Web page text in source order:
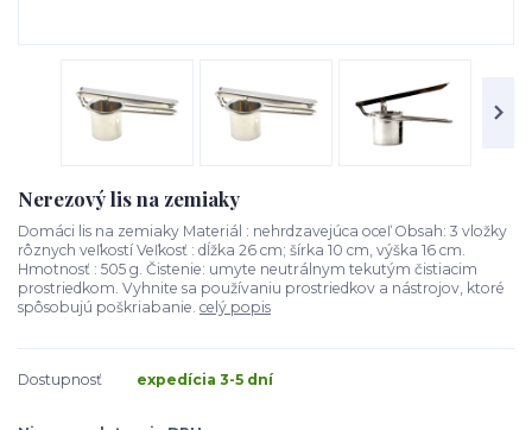
Nerezový lis na zemiaky
Domáci lis na zemiaky Materiál : nehrdzavejúca oceľ Obsah: 3 vložky
rôznych veľkostí Veľkosť : dĺžka 26 cm; šírka 10 cm, výška 16 cm.
Hmotnosť : 505 g. Čistenie: umyte neutrálnym tekutým čistiacim
prostriedkom. Vyhnite sa používaniu prostriedkov a nástrojov, ktoré
spôsobujú poškriabanie. celý popis
Dostupnosť expedícia 3-5 dní